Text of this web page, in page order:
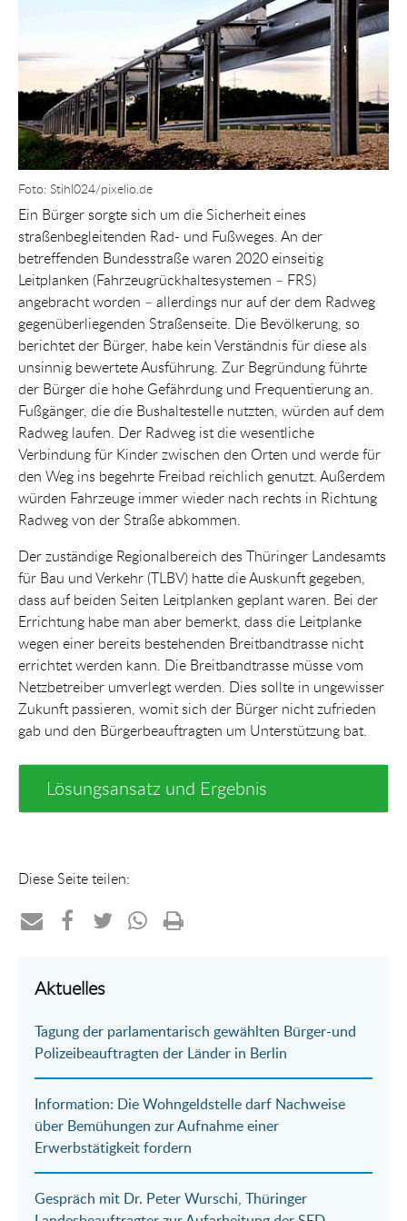
Foto: Stihl024/pixelio.de
Ein Bürger sorgte sich um die Sicherheit eines
straßenbegleitenden Rad- und Fußweges. An der
betreffenden Bundesstraße waren 2020 einseitig
Leitplanken (Fahrzeugrückhaltesystemen – FRS)
angebracht worden – allerdings nur auf der dem Radweg
gegenüberliegenden Straßenseite. Die Bevölkerung, so
berichtet der Bürger, habe kein Verständnis für diese als
unsinnig bewertete Ausführung. Zur Begründung führte
der Bürger die hohe Gefährdung und Frequentierung an.
Fußgänger, die die Bushaltestelle nutzten, würden auf dem
Radweg laufen. Der Radweg ist die wesentliche
Verbindung für Kinder zwischen den Orten und werde für
den Weg ins begehrte Freibad reichlich genutzt. Außerdem
würden Fahrzeuge immer wieder nach rechts in Richtung
Radweg von der Straße abkommen.
Der zuständige Regionalbereich des Thüringer Landesamts
für Bau und Verkehr (TLBV) hatte die Auskunft gegeben,
dass auf beiden Seiten Leitplanken geplant waren. Bei der
Errichtung habe man aber bemerkt, dass die Leitplanke
wegen einer bereits bestehenden Breitbandtrasse nicht
errichtet werden kann. Die Breitbandtrasse müsse vom
Netzbetreiber umverlegt werden. Dies sollte in ungewisser
Zukunft passieren, womit sich der Bürger nicht zufrieden
gab und den Bürgerbeauftragten um Unterstützung bat.
Lösungsansatz und Ergebnis
Diese Seite teilen:
per
Mail
auf
Aktuelles
Tagung der parlamentarisch gewählten Bürger-und
Polizeibeauftragten der Länder in Berlin
Information: Die Wohngeldstelle darf Nachweise
über Bemühungen zur Aufnahme einer
Erwerbstätigkeit fordern
Gespräch mit Dr. Peter Wurschi, Thüringer